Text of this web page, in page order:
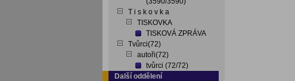
T i s k o v k a
TISKOVKA
TISKOVÁ ZPRÁVA
Tvůrci(72)
autoři(72)
tvůrci (72/72)
Další oddělení